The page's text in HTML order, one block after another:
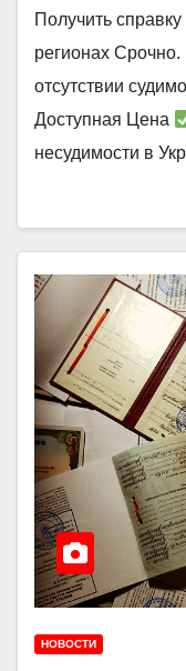
Получить
регионах
отсутствии
Доступная Цена
несудимости в
НОВОСТИ